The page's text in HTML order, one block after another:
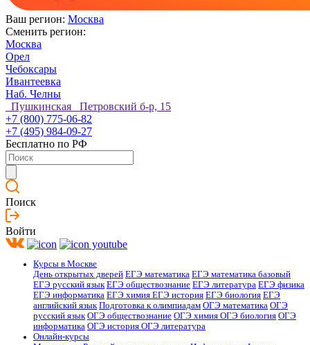
Ваш регион: Москва
Сменить регион:
Москва
Орел
Чебоксары
Ивантеевка
Наб. Челны
Пушкинская Петровский б-р, 15
+7 (800) 775-06-82
+7 (495) 984-09-27
Бесплатно по РФ
Поиск
Войти
Курсы в Москве
День открытых дверей ЕГЭ математика ЕГЭ математика базовый
ЕГЭ русский язык ЕГЭ обществознание ЕГЭ литература ЕГЭ физика
ЕГЭ информатика ЕГЭ химия ЕГЭ история ЕГЭ биология ЕГЭ
английский язык Подготовка к олимпиадам ОГЭ математика ОГЭ
русский язык ОГЭ обществознание ОГЭ химия ОГЭ биология ОГЭ
информатика ОГЭ история ОГЭ литература
Онлайн-курсы